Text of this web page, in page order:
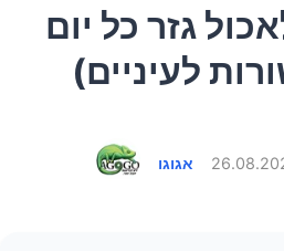
גזר כל יום
לעיניים)
אגוגו